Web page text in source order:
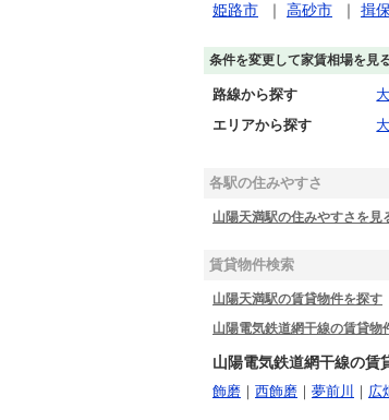
姫路市 ｜ 高砂市 ｜ 揖
条件を変更して家賃相場を見
路線から探す
エリアから探す
各駅の住みやすさ
山陽天満駅の住みやすさを見
賃貸物件検索
山陽天満駅の賃貸物件を探す
山陽電気鉄道網干線の賃貸物
山陽電気鉄道網干線の賃
飾磨 ｜ 西飾磨 ｜ 夢前川 ｜ 広